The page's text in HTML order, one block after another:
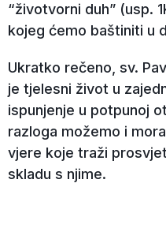
“životvorni duh” (usp.
kojeg ćemo baštiniti u
Ukratko rečeno, sv.
je tjelesni život u
ispunjenje u potpunoj
razloga možemo i
vjere koje traži
skladu s njime.